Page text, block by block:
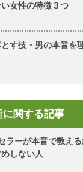
女性の特徴３つ
す技・男の本音を
に関する記事
ラーが本音で教え
しない人